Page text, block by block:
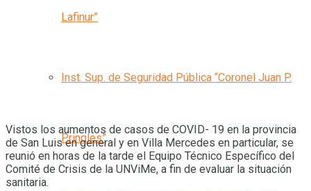
Lafinur”
Inst. Sup. de Seguridad Pública “Coronel Juan P.
Pringles”
Vistos los aumentos de casos de COVID- 19 en la provincia
de San Luis en general y en Villa Mercedes en particular, se
reunió en horas de la tarde el Equipo Técnico Específico del
Comité de Crisis de la UNViMe, a fin de evaluar la situación
sanitaria.